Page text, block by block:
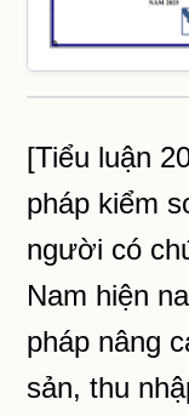
[Tiểu luận
pháp kiểm
người có
Nam hiện
pháp nâng
sản, thu